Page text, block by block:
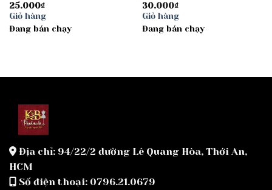
25.000₫
Giỏ hàng
Đang bán chạy
30.000₫
Giỏ hàng
Đang bán chạy
Địa chỉ: 94/22/2 đường Lê Quang Hòa, Thới An,
HCM
Số điện thoại: 0796.21.0679